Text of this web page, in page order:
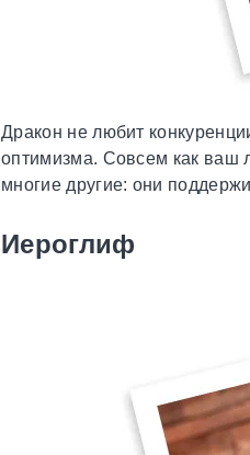
Дракон не любит
оптимизма. Совсем как ваш
многие другие: они
Иероглиф